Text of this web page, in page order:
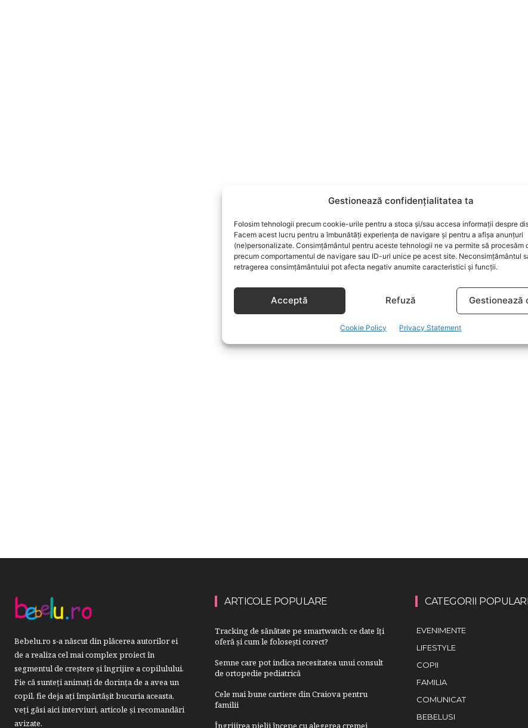
Gestionează confidențialitatea ta
Folosim tehnologii precum cookie-urile pentru a stoca și/sau accesa informații despre
Facem acest lucru pentru a îmbunătăți experiența de navigare și pentru a afișa anunțuri
(ne)personalizate. Consimțământul pentru aceste tehnologii ne va permite să procesăm
precum comportamentul de navigare sau ID-uri unice pe acest site. Neconsimțământul
retragerea consimțământului pot afecta negativ anumite caracteristici și funcții.
Acceptă Refuză Gestionează
Cookie Policy Privacy Statement
Bebelu.ro s-a născut din plăcerea autorilor ei
de a realiza cel mai complex proiect în
segmentul de creştere şi îngrijire a copilulului.
Fie că sunteţi animaţi de dorinţa de a avea un
copil, fie deja aţi împărtăşit bucuria aceasta,
veți găsi aici interviuri, articole şi recomandări
avizate.
ARTICOLE POPULARE
Tracking de sănătate pe smartwatch: ce date îți
oferă și cum le folosești corect?
Semne care pot indica necesitatea unui consult
de ortopedie pediatrică
Cele mai bune cartiere din Craiova pentru
familii
Îngrijirea pielii începe cu alegerea cremei
CATEGORII
EVENIMENTE
LIFESTYLE
COPII
FAMILIA
COMUNICAT
BEBELUSI